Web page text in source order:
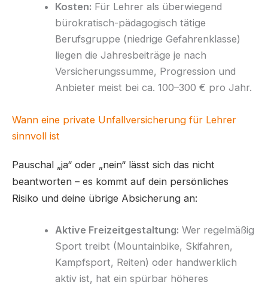
Kosten: Für Lehrer als überwiegend
bürokratisch-pädagogisch tätige
Berufsgruppe (niedrige Gefahrenklasse)
liegen die Jahresbeiträge je nach
Versicherungssumme, Progression und
Anbieter meist bei ca. 100–300 € pro Jahr.
Wann eine private Unfallversicherung für Lehrer
sinnvoll ist
Pauschal „ja“ oder „nein“ lässt sich das nicht
beantworten – es kommt auf dein persönliches
Risiko und deine übrige Absicherung an:
Aktive Freizeitgestaltung: Wer regelmäßig
Sport treibt (Mountainbike, Skifahren,
Kampfsport, Reiten) oder handwerklich
aktiv ist, hat ein spürbar höheres